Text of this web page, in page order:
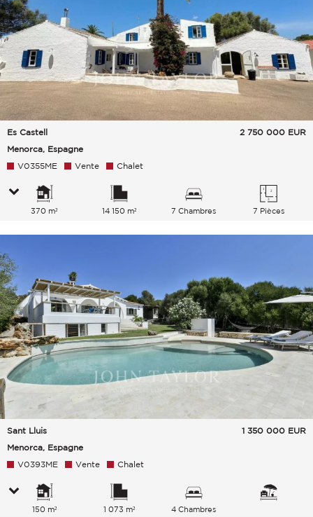
Es Castell
Menorca, Espagne
2 750 000 EUR
V0355ME Vente Chalet
370 m² 14 150 m² 7 Chambres 7 Pièces
Sant Lluis
Menorca, Espagne
1 350 000 EUR
V0393ME Vente Chalet
150 m² 1 073 m² 4 Chambres